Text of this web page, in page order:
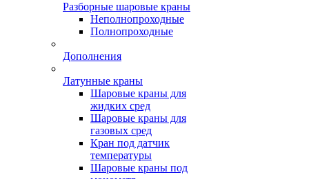
Разборные шаровые краны
Неполнопроходные
Полнопроходные
Дополнения
Латунные краны
Шаровые краны для
жидких сред
Шаровые краны для
газовых сред
Кран под датчик
температуры
Шаровые краны под